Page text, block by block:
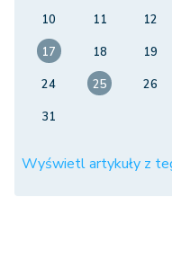
10
11 12
17
18 19
24
25 26
31
Wyświetl artykuły z